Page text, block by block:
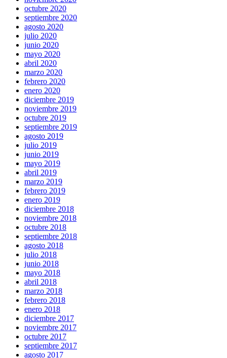
octubre 2020
septiembre 2020
agosto 2020
julio 2020
junio 2020
mayo 2020
abril 2020
marzo 2020
febrero 2020
enero 2020
diciembre 2019
noviembre 2019
octubre 2019
septiembre 2019
agosto 2019
julio 2019
junio 2019
mayo 2019
abril 2019
marzo 2019
febrero 2019
enero 2019
diciembre 2018
noviembre 2018
octubre 2018
septiembre 2018
agosto 2018
julio 2018
junio 2018
mayo 2018
abril 2018
marzo 2018
febrero 2018
enero 2018
diciembre 2017
noviembre 2017
octubre 2017
septiembre 2017
agosto 2017